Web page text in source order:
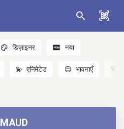
डिज़ाइनर नया
💫 एनिमेटेड 😊 भावनाएँ 🐻
MAUD